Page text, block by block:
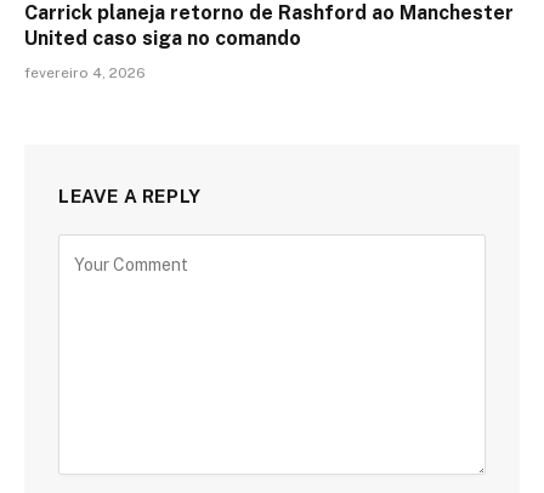
Carrick planeja retorno de Rashford ao Manchester
United caso siga no comando
fevereiro 4, 2026
LEAVE A REPLY